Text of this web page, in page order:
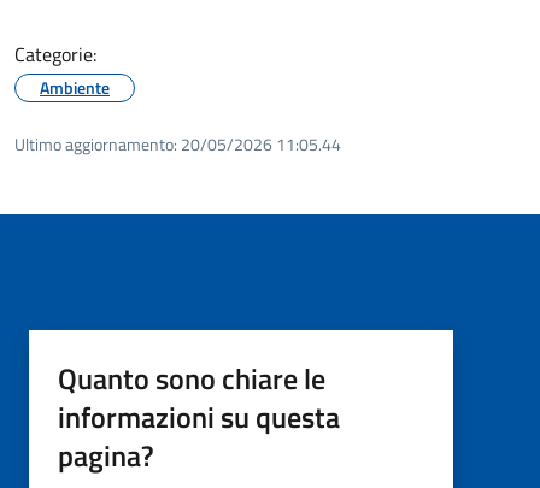
Categorie:
Ambiente
Ultimo aggiornamento: 20/05/2026 11:05.44
Quanto sono chiare le
informazioni su questa
pagina?